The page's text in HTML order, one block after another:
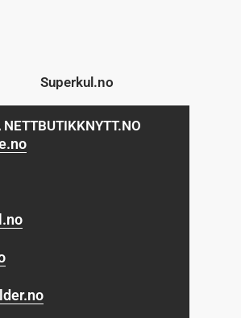
Superkul.no
NETTBUTIKKNYTT.NO